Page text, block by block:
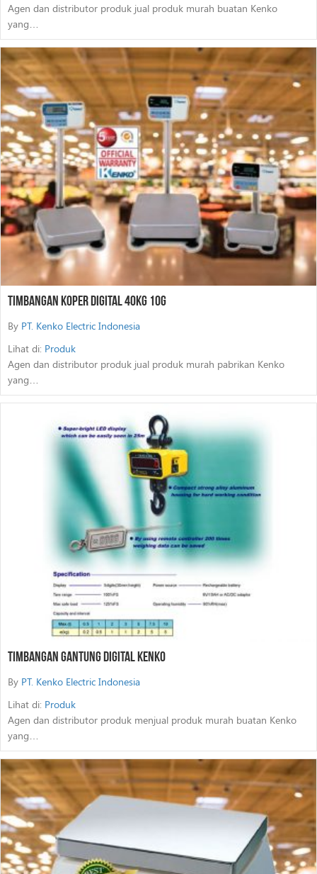
Agen dan distributor produk jual produk murah buatan Kenko
yang…
Timbangan Koper Digital 40Kg 10G
By PT. Kenko Electric Indonesia
Lihat di: Produk
Agen dan distributor produk jual produk murah pabrikan Kenko
yang…
Timbangan Gantung Digital Kenko
By PT. Kenko Electric Indonesia
Lihat di: Produk
Agen dan distributor produk menjual produk murah buatan Kenko
yang…